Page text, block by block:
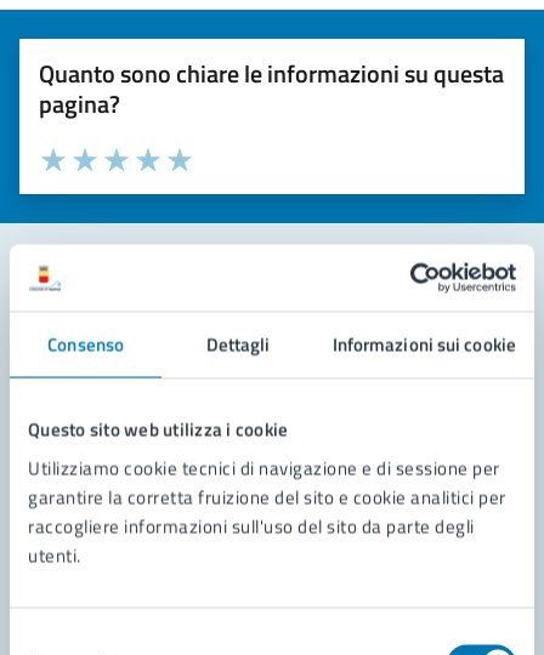
Consenso Dettagli Informazioni sui cookie
Questo sito web utilizza i cookie
Utilizziamo cookie tecnici di navigazione e di sessione per
garantire la corretta fruizione del sito e cookie analitici per
raccogliere informazioni sull'uso del sito da parte degli
utenti.
Quanto sono chiare le informazioni su questa
pagina?
Valuta la chiarezza delle informazioni (da 1 a 5 stelle)
Seleziona il numero di stelle per valutare la chiarezza delle
Valuta 5 stelle su 5
Valuta 4 stelle su 5
Valuta 3 stelle su 5
Valuta 2 stelle su 5
Valuta 1 stelle su 5
Leggi le domande frequenti
Richiedi assistenza
Prenota appuntamento
Problemi in città